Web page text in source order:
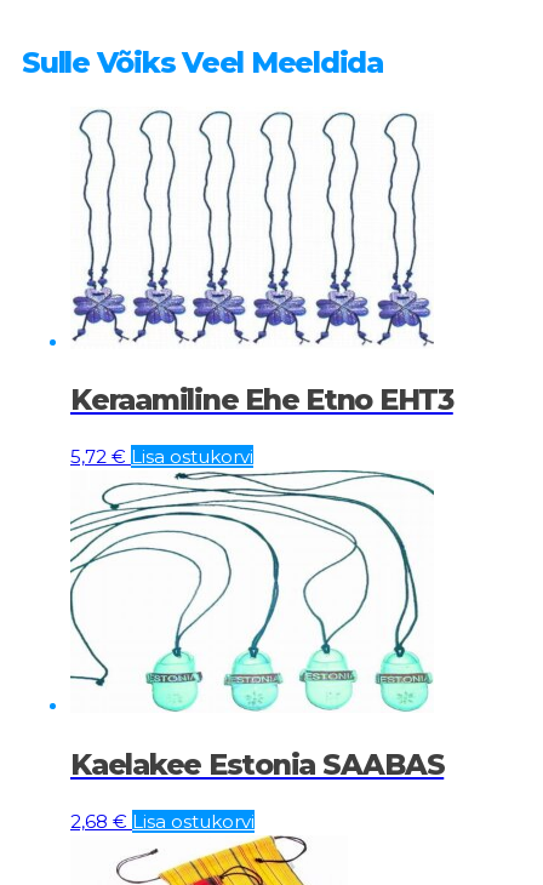
Sulle Võiks Veel Meeldida
Keraamiline Ehe Etno EHT3
5,72 € Lisa ostukorvi
Kaelakee Estonia SAABAS
2,68 € Lisa ostukorvi